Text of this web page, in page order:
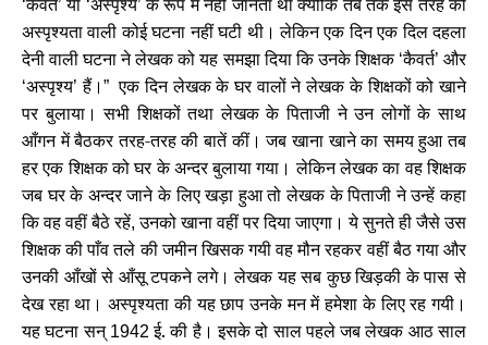
‘ ’ ‘ ’
अस्पृश्यता वाली कोई घटना नहीं घटी थी। लेकिन एक दिन एक दिल दहला
देनी वाली घटना ने लेखक को यह समझा दिया कि उनके शिक्षक ‘कैवर्त’और
‘अस्पृश्य’हैं। ”एक दिन लेखक के घर वालों ने लेखक के शिक्षकों को खाने
पर बुलाया। सभी शिक्षकों तथा लेखक के पिताजी ने उन लोगों के साथ
आँगन में बैठकर तरह-तरह की बातें कीं। जब खाना खाने का समय हुआ तब
हर एक शिक्षक को घर के अन्दर बुलाया गया। लेकिन लेखक का वह शिक्षक
जब घर के अन्दर जाने के लिए खड़ा हुआ तो लेखक के पिताजी ने उन्हें कहा
कि वह वहीं बैठे रहें,उनको खाना वहीं पर दिया जाएगा। ये सुनते ही जैसे उस
शिक्षक की पाँव तले की जमीन खिसक गयी वह मौन रहकर वहीं बैठ गया और
उनकी आँखों से आँसू टपकने लगे। लेखक यह सब कुछ खिड़की के पास से
देख रहा था। अस्पृश्यता की यह छाप उनके मन में हमेशा के लिए रह गयी।
यह घटना सन् 1942ई. की है। इसके दो साल पहले जब लेखक आठ साल